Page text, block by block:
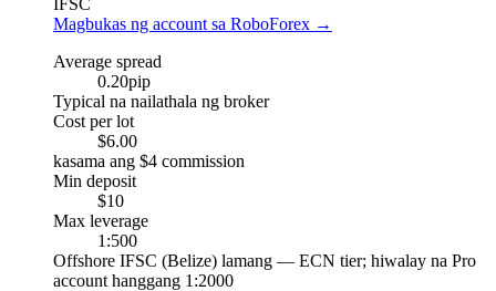
Magbukas ng account sa RoboForex →
Average spread
0.20pip
Typical na nailathala ng broker
Cost per lot
$6.00
kasama ang $4 commission
Min deposit
$10
Max leverage
1:500
Offshore IFSC (Belize) lamang — ECN tier; hiwalay na Pro
account hanggang 1:2000